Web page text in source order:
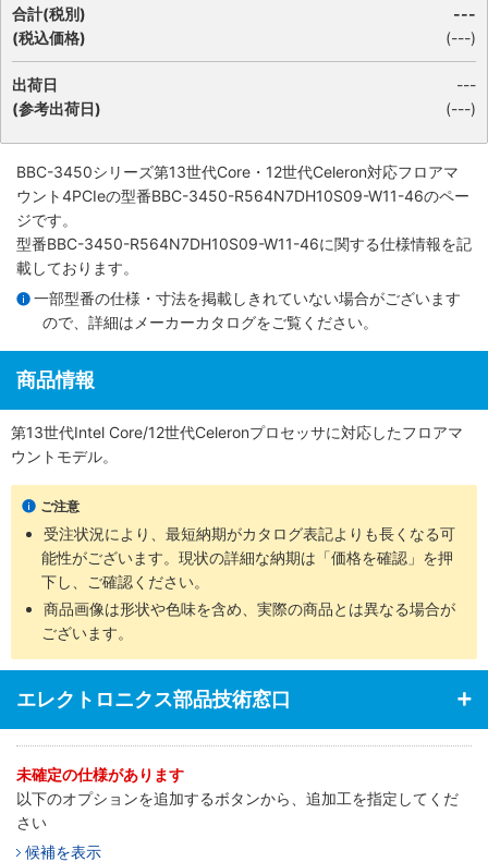
合計(税別)
(税込価格)
---
(---)
出荷日
(参考出荷日)
---
(---)
BBC-3450シリーズ第13世代Core・12世代Celeron対応フロアマ
ウント4PCIeの型番BBC-3450-R564N7DH10S09-W11-46のペー
ジです。
型番BBC-3450-R564N7DH10S09-W11-46に関する仕様情報を記
載しております。
一部型番の仕様・寸法を掲載しきれていない場合がございます
ので、詳細は メーカーカタログをご覧ください。
商品情報
第13世代Intel Core/12世代Celeronプロセッサに対応したフロアマ
ウントモデル。
ご注意
受注状況により、最短納期がカタログ表記よりも長くなる可
能性がございます。現状の詳細な納期は「価格を確認」を押
下し、ご確認ください。
商品画像は形状や色味を含め、実際の商品とは異なる場合が
ございます。
エレクトロニクス部品技術窓口
未確定の仕様があります
以下のオプションを追加するボタンから、追加工を指定してくだ
さい
候補を表示